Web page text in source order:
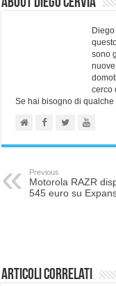
sono
cerco
Se hai bisogno di
Previous
Motorola RAZR
545 euro su
Articoli correlati